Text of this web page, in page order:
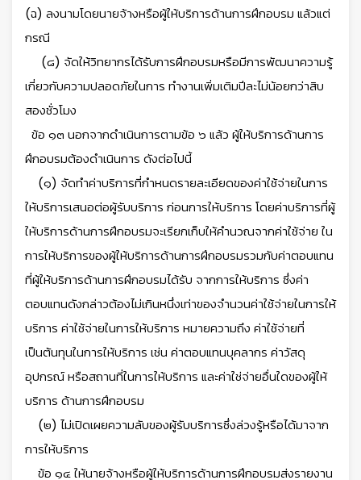
(ฉ) ลงนามโดยนายจ้างหรือผู้ให้บริการด้านการฝึกอบรม แล้วแต่
กรณี
(๘) จัดให้วิทยากรได้รับการฝึกอบรมหรือมีการพัฒนาความรู้
เกี่ยวกับความปลอดภัยในการ ทำงานเพิ่มเติมปีละไม่น้อยกว่าสิบ
สองชั่วโมง
ข้อ ๑๓ นอกจากดำเนินการตามข้อ ๖ แล้ว ผู้ให้บริการด้านการ
ฝึกอบรมต้องดำเนินการ ดังต่อไปนี้
(๑) จัดทำค่าบริการที่กำหนดรายละเอียดของค่าใช้จ่ายในการ
ให้บริการเสนอต่อผู้รับบริการ ก่อนการให้บริการ โดยค่าบริการที่ผู้
ให้บริการด้านการฝึกอบรมจะเรียกเก็บให้คำนวณจากค่าใช้จ่าย ใน
การให้บริการของผู้ให้บริการด้านการฝึกอบรมรวมกับค่าตอบแทน
ที่ผู้ให้บริการด้านการฝึกอบรมได้รับ จากการให้บริการ ซึ่งค่า
ตอบแทนดังกล่าวต้องไม่เกินหนึ่งเท่าของจำนวนค่าใช้จ่ายในการให้
บริการ ค่าใช้จ่ายในการให้บริการ หมายความถึง ค่าใช้จ่ายที่
เป็นต้นทุนในการให้บริการ เช่น ค่าตอบแทนบุคลากร ค่าวัสดุ
อุปกรณ์ หรือสถานที่ในการให้บริการ และค่าใช่จ่ายอื่นใดของผู้ให้
บริการ ด้านการฝึกอบรม
(๒) ไม่เปิดเผยความลับของผู้รับบริการซึ่งล่วงรู้หรือได้มาจาก
การให้บริการ
ข้อ ๑๔ ให้นายจ้างหรือผู้ให้บริการด้านการฝึกอบรมส่งรายงาน